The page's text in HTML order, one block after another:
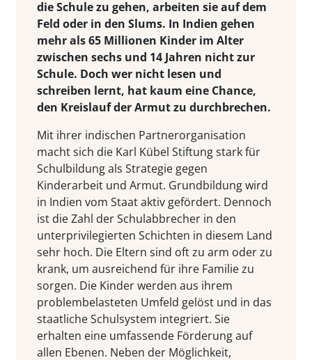
die Schule zu gehen, arbeiten sie auf dem
Feld oder in den Slums. In Indien gehen
mehr als 65 Millionen Kinder im Alter
zwischen sechs und 14 Jahren nicht zur
Schule. Doch wer nicht lesen und
schreiben lernt, hat kaum eine Chance,
den Kreislauf der Armut zu durchbrechen.
Mit ihrer indischen Partnerorganisation
macht sich die Karl Kübel Stiftung stark für
Schulbildung als Strategie gegen
Kinderarbeit und Armut. Grundbildung wird
in Indien vom Staat aktiv gefördert. Dennoch
ist die Zahl der Schulabbrecher in den
unterprivilegierten Schichten in diesem Land
sehr hoch. Die Eltern sind oft zu arm oder zu
krank, um ausreichend für ihre Familie zu
sorgen. Die Kinder werden aus ihrem
problembelasteten Umfeld gelöst und in das
staatliche Schulsystem integriert. Sie
erhalten eine umfassende Förderung auf
allen Ebenen. Neben der Möglichkeit,